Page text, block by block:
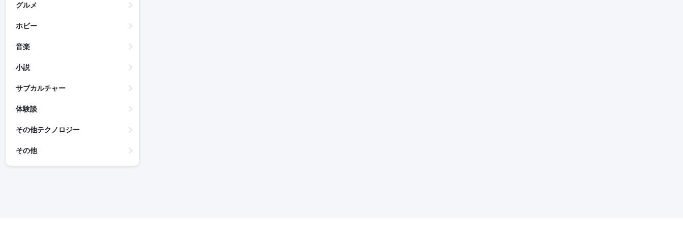
グルメ
ホビー
音楽
小説
サブカルチャー
体験談
その他テクノロジー
その他